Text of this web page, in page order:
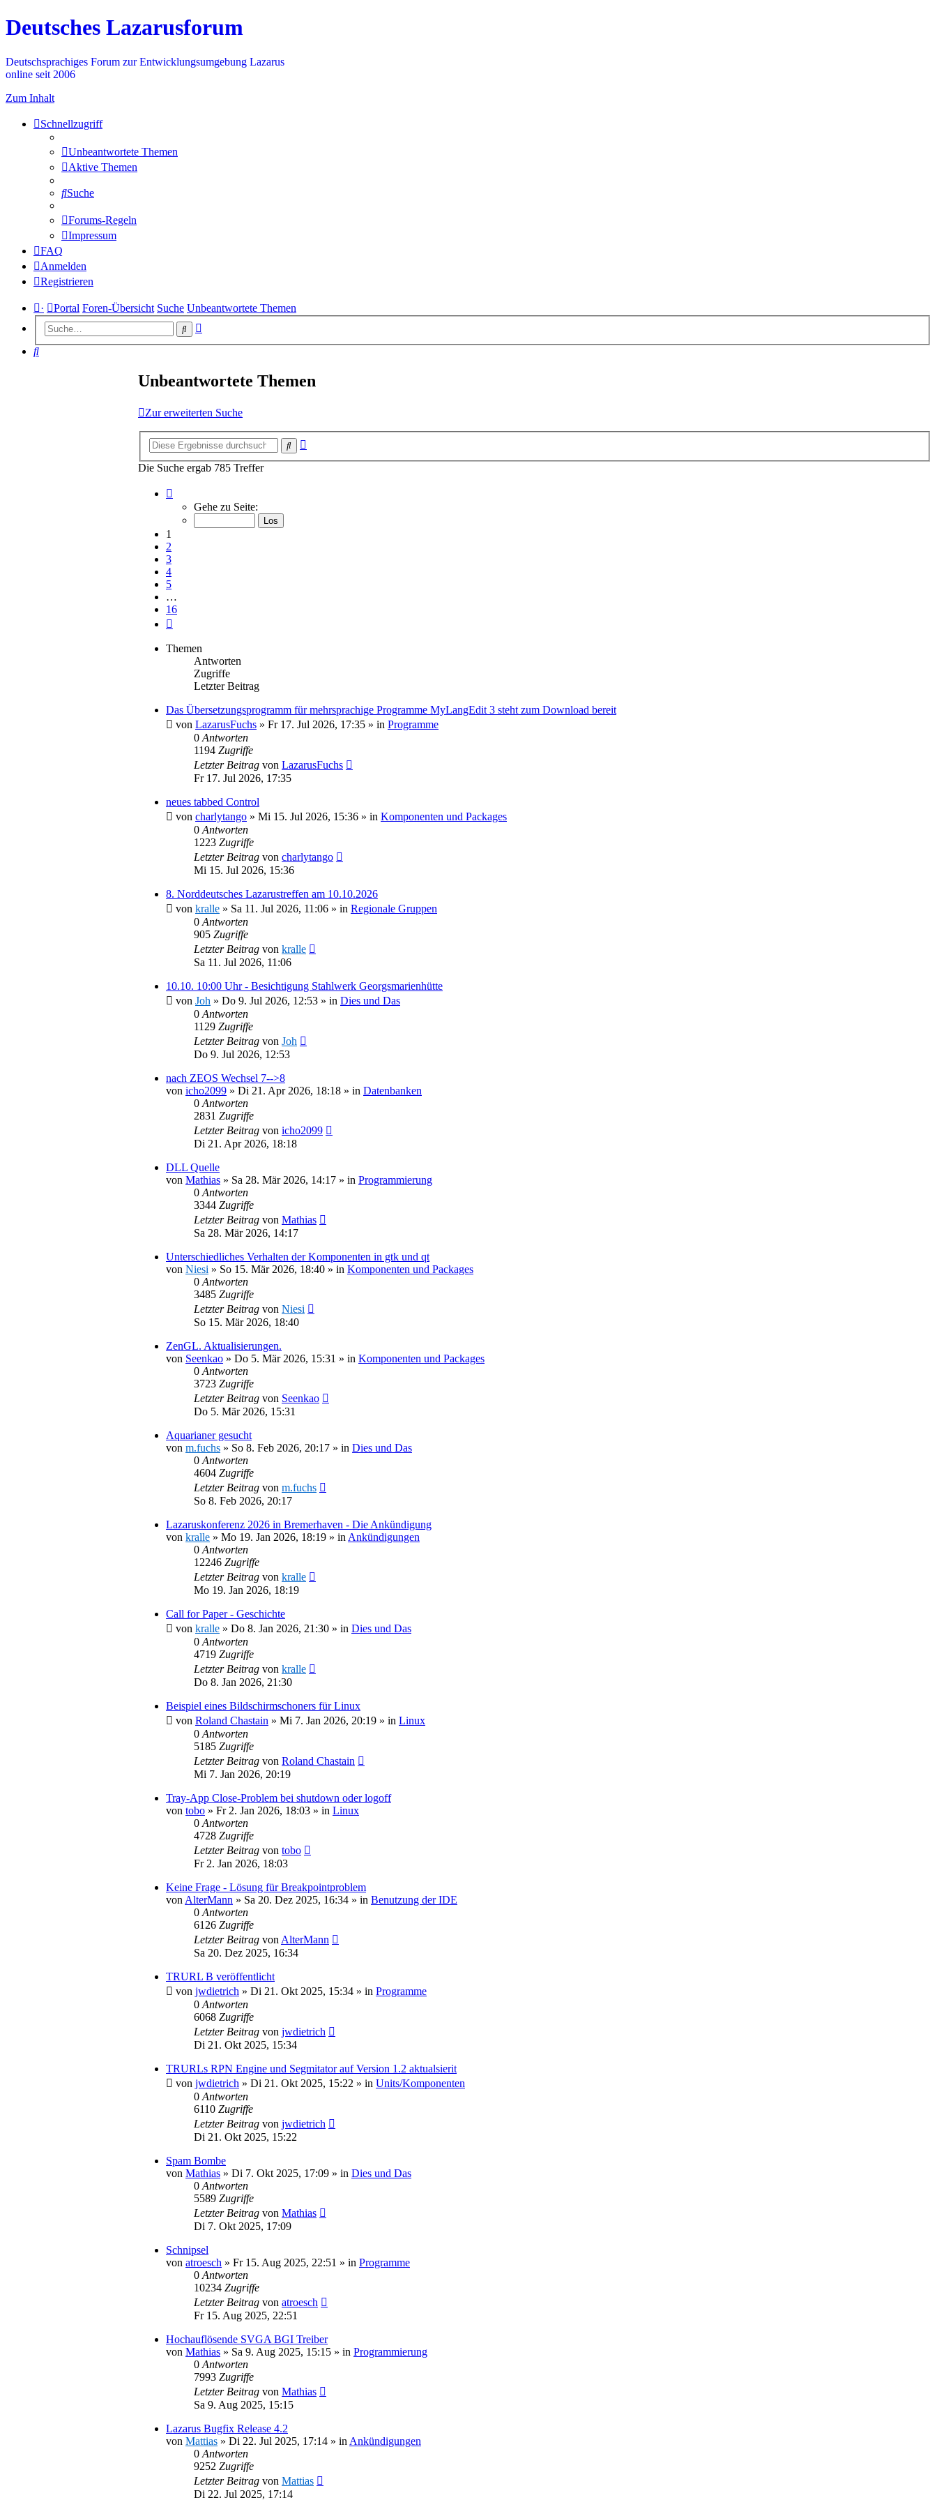
Deutsches Lazarusforum
Deutschsprachiges Forum zur Entwicklungsumgebung Lazarus
online seit 2006
Zum Inhalt
Schnellzugriff
Unbeantwortete Themen
Aktive Themen
Suche
Forums-Regeln
Impressum
FAQ
Anmelden
Registrieren
· Portal Foren-Übersicht Suche Unbeantwortete Themen
Suche
Suche
Unbeantwortete Themen
Zur erweiterten Suche
Suche
Die Suche ergab 785 Treffer
von
Gehe zu Seite:
1
2
3
4
5
…
16
Themen
Antworten
Zugriffe
Letzter Beitrag
Das Übersetzungsprogramm für mehrsprachige Programme MyLangEdit 3 steht zum Download bereit
von LazarusFuchs » Fr 17. Jul 2026, 17:35 » in Programme
0 Antworten
1194 Zugriffe
Letzter Beitrag von LazarusFuchs
Fr 17. Jul 2026, 17:35
neues tabbed Control
von charlytango » Mi 15. Jul 2026, 15:36 » in Komponenten und Packages
0 Antworten
1223 Zugriffe
Letzter Beitrag von charlytango
Mi 15. Jul 2026, 15:36
8. Norddeutsches Lazarustreffen am 10.10.2026
von kralle » Sa 11. Jul 2026, 11:06 » in Regionale Gruppen
0 Antworten
905 Zugriffe
Letzter Beitrag von kralle
Sa 11. Jul 2026, 11:06
10.10. 10:00 Uhr - Besichtigung Stahlwerk Georgsmarienhütte
von Joh » Do 9. Jul 2026, 12:53 » in Dies und Das
0 Antworten
1129 Zugriffe
Letzter Beitrag von Joh
Do 9. Jul 2026, 12:53
nach ZEOS Wechsel 7-->8
von icho2099 » Di 21. Apr 2026, 18:18 » in Datenbanken
0 Antworten
2831 Zugriffe
Letzter Beitrag von icho2099
Di 21. Apr 2026, 18:18
DLL Quelle
von Mathias » Sa 28. Mär 2026, 14:17 » in Programmierung
0 Antworten
3344 Zugriffe
Letzter Beitrag von Mathias
Sa 28. Mär 2026, 14:17
Unterschiedliches Verhalten der Komponenten in gtk und qt
von Niesi » So 15. Mär 2026, 18:40 » in Komponenten und Packages
0 Antworten
3485 Zugriffe
Letzter Beitrag von Niesi
So 15. Mär 2026, 18:40
ZenGL. Aktualisierungen.
von Seenkao » Do 5. Mär 2026, 15:31 » in Komponenten und Packages
0 Antworten
3723 Zugriffe
Letzter Beitrag von Seenkao
Do 5. Mär 2026, 15:31
Aquarianer gesucht
von m.fuchs » So 8. Feb 2026, 20:17 » in Dies und Das
0 Antworten
4604 Zugriffe
Letzter Beitrag von m.fuchs
So 8. Feb 2026, 20:17
Lazaruskonferenz 2026 in Bremerhaven - Die Ankündigung
von kralle » Mo 19. Jan 2026, 18:19 » in Ankündigungen
0 Antworten
12246 Zugriffe
Letzter Beitrag von kralle
Mo 19. Jan 2026, 18:19
Call for Paper - Geschichte
von kralle » Do 8. Jan 2026, 21:30 » in Dies und Das
0 Antworten
4719 Zugriffe
Letzter Beitrag von kralle
Do 8. Jan 2026, 21:30
Beispiel eines Bildschirmschoners für Linux
von Roland Chastain » Mi 7. Jan 2026, 20:19 » in Linux
0 Antworten
5185 Zugriffe
Letzter Beitrag von Roland Chastain
Mi 7. Jan 2026, 20:19
Tray-App Close-Problem bei shutdown oder logoff
von tobo » Fr 2. Jan 2026, 18:03 » in Linux
0 Antworten
4728 Zugriffe
Letzter Beitrag von tobo
Fr 2. Jan 2026, 18:03
Keine Frage - Lösung für Breakpointproblem
von AlterMann » Sa 20. Dez 2025, 16:34 » in Benutzung der IDE
0 Antworten
6126 Zugriffe
Letzter Beitrag von AlterMann
Sa 20. Dez 2025, 16:34
TRURL B veröffentlicht
von jwdietrich » Di 21. Okt 2025, 15:34 » in Programme
0 Antworten
6068 Zugriffe
Letzter Beitrag von jwdietrich
Di 21. Okt 2025, 15:34
TRURLs RPN Engine und Segmitator auf Version 1.2 aktualsierit
von jwdietrich » Di 21. Okt 2025, 15:22 » in Units/Komponenten
0 Antworten
6110 Zugriffe
Letzter Beitrag von jwdietrich
Di 21. Okt 2025, 15:22
Spam Bombe
von Mathias » Di 7. Okt 2025, 17:09 » in Dies und Das
0 Antworten
5589 Zugriffe
Letzter Beitrag von Mathias
Di 7. Okt 2025, 17:09
Schnipsel
von atroesch » Fr 15. Aug 2025, 22:51 » in Programme
0 Antworten
10234 Zugriffe
Letzter Beitrag von atroesch
Fr 15. Aug 2025, 22:51
Hochauflösende SVGA BGI Treiber
von Mathias » Sa 9. Aug 2025, 15:15 » in Programmierung
0 Antworten
7993 Zugriffe
Letzter Beitrag von Mathias
Sa 9. Aug 2025, 15:15
Lazarus Bugfix Release 4.2
von Mattias » Di 22. Jul 2025, 17:14 » in Ankündigungen
0 Antworten
9252 Zugriffe
Letzter Beitrag von Mattias
Di 22. Jul 2025, 17:14